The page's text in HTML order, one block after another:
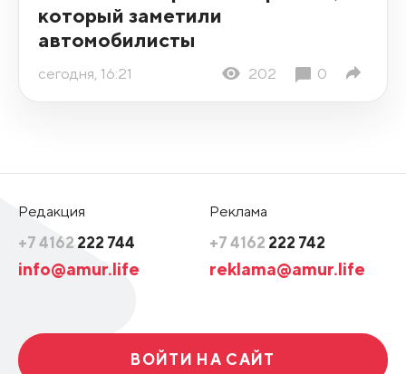
который заметили
автомобилисты
сегодня, 16:21 202 0
Редакция
+7 4162 222 744
info@amur.life
Реклама
+7 4162 222 742
reklama@amur.life
ВОЙТИ НА САЙТ